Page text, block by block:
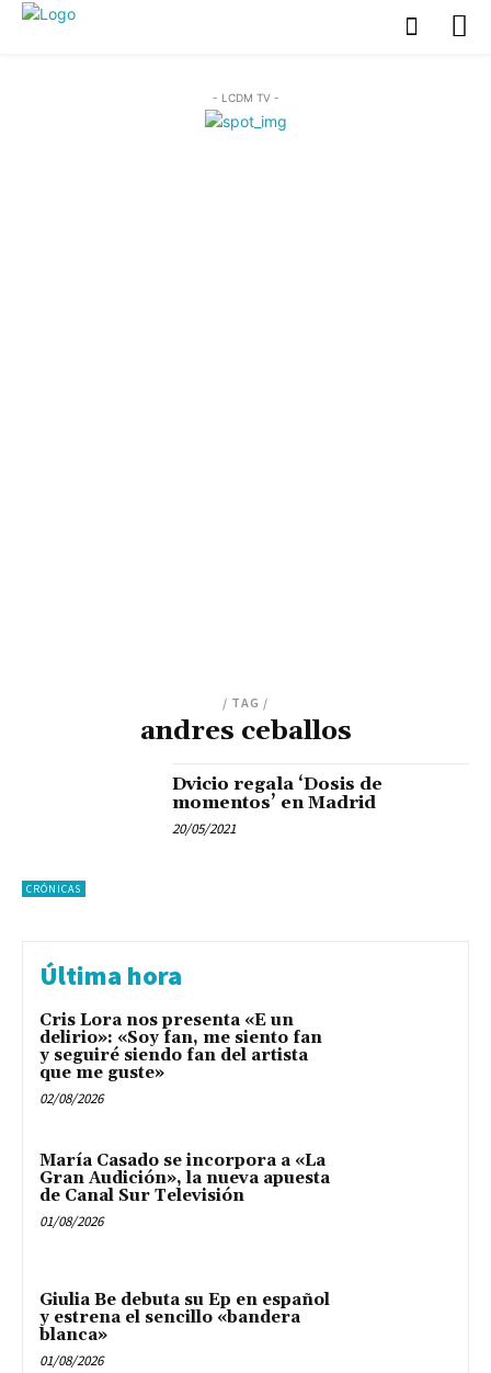
- LCDM TV -
/ TAG /
andres ceballos
CRÓNICAS
Dvicio regala ‘Dosis de
momentos’ en Madrid
20/05/2021
Última hora
Cris Lora nos presenta «E un
delirio»: «Soy fan, me siento fan
y seguiré siendo fan del artista
que me guste»
02/08/2026
María Casado se incorpora a «La
Gran Audición», la nueva apuesta
de Canal Sur Televisión
01/08/2026
Giulia Be debuta su Ep en español
y estrena el sencillo «bandera
blanca»
01/08/2026